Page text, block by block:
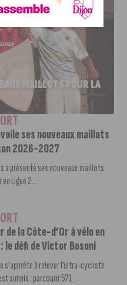
MAILLOTS POUR LA
ses nouveaux maillots
2026-2027
a présenté ses nouveaux maillots
Ligue 2....
de la Côte-d’Or à vélo en
défi de Victor Bosoni
s’apprête à relever l’ultra-cycliste
simple : parcourir 571...